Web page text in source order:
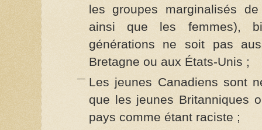
les groupes marginalisés
ainsi que les femmes),
générations ne soit pas
Bretagne ou aux États-Unis ;
Les jeunes Canadiens sont
que les jeunes Britanniques
pays comme étant raciste ;